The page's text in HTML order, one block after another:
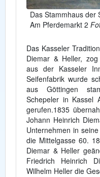
Das Stammhaus der
Am Pferdemarkt 2
Das Kasseler
Diemar & Heller,
aus der Kasseler
Seifenfabrik wurde
aus Göttingen
Schepeler in Kassel
gerufen.1835
Johann Heinrich
Unternehmen in
die Mittelgasse 60.
Diemar & Heller
Friedrich Heinrich
Wilhelm Heller die